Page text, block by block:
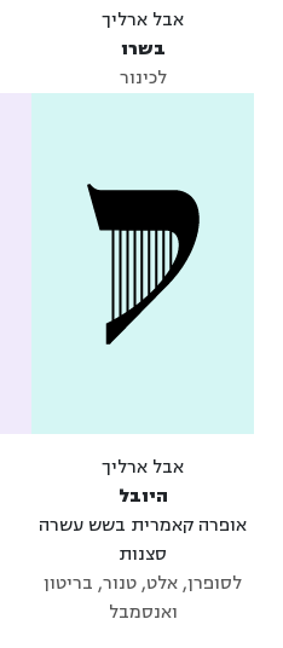
אבל ארליך
בשרו
לכינור
אבל ארליך
היובל
אופרה קאמרית בשש עשרה
סצנות
לסופרן, אלט, טנור, בריטון
ואנסמבל